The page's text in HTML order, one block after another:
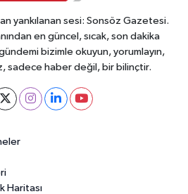
yankılanan sesi: Sonsöz Gazetesi.
en güncel, sıcak, son dakika
bizimle okuyun, yorumlayın,
sadece haber değil, bir bilinçtir.
Haritası